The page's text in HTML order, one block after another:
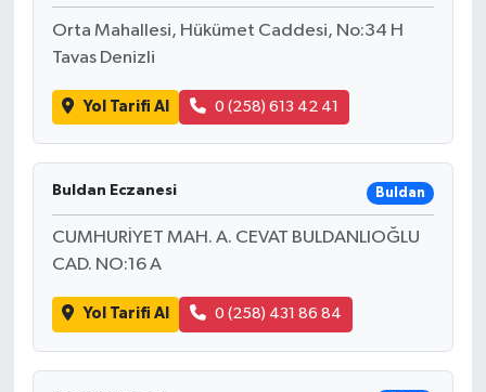
Orta Mahallesi, Hükümet Caddesi, No:34 H
Tavas Denizli
Yol Tarifi Al 0 (258) 613 42 41
Buldan Eczanesi Buldan
CUMHURİYET MAH. A. CEVAT BULDANLIOĞLU
CAD. NO:16 A
Yol Tarifi Al 0 (258) 431 86 84